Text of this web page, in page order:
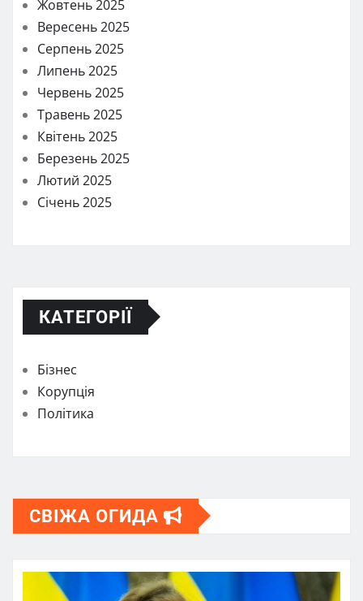
Жовтень 2025
Вересень 2025
Серпень 2025
Липень 2025
Червень 2025
Травень 2025
Квітень 2025
Березень 2025
Лютий 2025
Січень 2025
КАТЕГОРІЇ
Бізнес
Корупція
Політика
СВІЖА ОГИДА